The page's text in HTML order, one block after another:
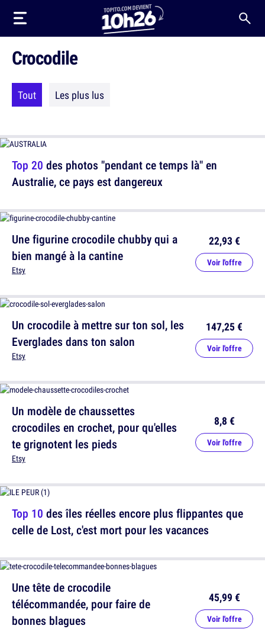
Crocodile
Tout Les plus lus
Top 20 des photos "pendant ce temps là" en
Australie, ce pays est dangereux
Une figurine crocodile chubby qui a
bien mangé à la cantine
Etsy
22,93 €
Voir l'offre
Un modèle de chaussettes
crocodiles en crochet, pour qu'elles
te grignotent les pieds
Etsy
8,8 €
Voir l'offre
Une tête de crocodile
télécommandée, pour faire de
bonnes blagues
45,99 €
Voir l'offre
Un crocodile à mettre sur ton sol, les
Everglades dans ton salon
Etsy
147,25 €
Voir l'offre
Top 10 des îles réelles encore plus flippantes que
celle de Lost, c'est mort pour les vacances